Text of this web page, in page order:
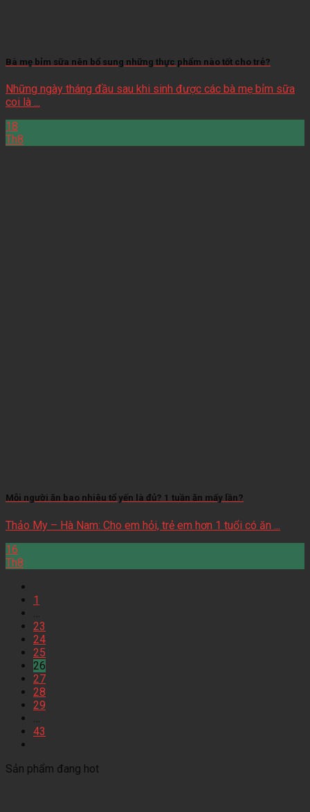
Bà mẹ bỉm sữa nên bổ sung những thực phẩm nào tốt cho trẻ?
Những ngày tháng đầu sau khi sinh được các bà mẹ bỉm sữa
coi là ...
18
Th8
Mỗi người ăn bao nhiêu tổ yến là đủ? 1 tuần ăn mấy lần?
Thảo My – Hà Nam: Cho em hỏi, trẻ em hơn 1 tuổi có ăn ...
16
Th8
1
23
24
25
26
27
28
29
43
Sản phẩm đang hot